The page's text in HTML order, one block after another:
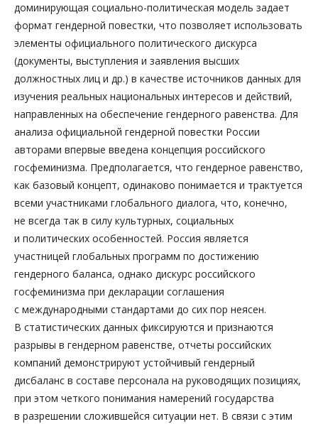
доминирующая социально-­политическая модель задает
формат гендерной повестки, что позволяет использовать
элементы официального политического дискурса
(документы, выступ­ления и заявления высших
должностных лиц и др.) в качестве источников данных для
изучения реальных национальных интересов и действий,
направленных на обеспечение гендерного равенства. Для
анализа официальной гендерной повестки России
авторами впервые введена концепция российского
госфеминизма. Предполагается, что гендерное равенство,
как базовый концепт, одинаково понимается и трактуется
всеми участниками глобального диалога, что, конечно,
не всегда так в силу культурных, социальных
и политических особенностей. Россия является
участницей глобальных программ по достижению
гендерного баланса, однако дискурс российского
госфеминизма при декларации соглашения
с международными стандартами до сих пор неясен.
В статистических данных фиксируются и признаются
разрывы в гендерном равенстве, отчеты российских
компаний демонстрируют устойчивый гендерный
дисбаланс в составе персонала на руководящих позициях,
при этом четкого понимания намерений государства
в разрешении сложившейся ситуации нет. В связи с этим